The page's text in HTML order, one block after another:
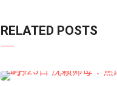
RELATED POSTS